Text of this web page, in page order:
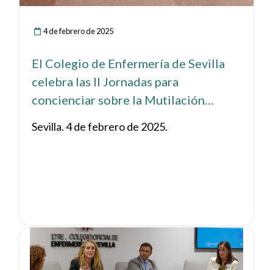
4 de febrero de 2025
El Colegio de Enfermería de Sevilla
celebra las II Jornadas para
concienciar sobre la Mutilación
Sevilla. 4 de febrero de 2025.
Ver noticia